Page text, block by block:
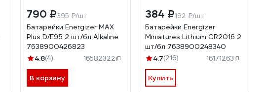
790 ₽395 ₽/шт
Батарейки Energizer MAX
Plus D/E95 2 шт/бл Alkaline
7638900426823
4.8(4) 16582322
В корзину
384 ₽192 ₽/шт
Батарейки Energizer
Miniatures Lithium CR2016 2
шт/бл 7638900248340
4.7(216) 16171263
Купить